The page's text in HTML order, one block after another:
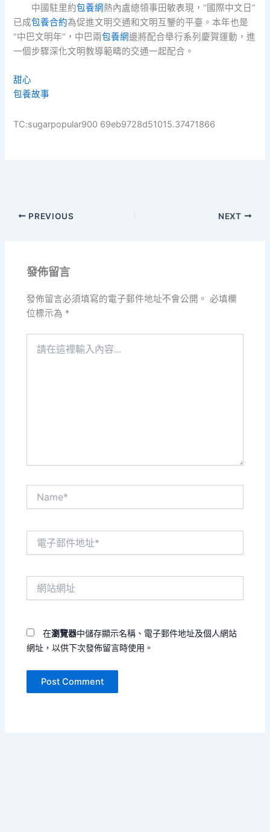
中國駐里約包養網熱內盧總領事田敏表現，“國際中文日”
已成包養合約為促進文明交通和文明互鑒的平臺。本年也是
“中巴文明年”，中巴兩包養網邊將配合舉行系列慶賀運動，進
一個步驟深化文明教導範疇的交通一起配合。
甜心
包養故事
TC:sugarpopular900 69eb9728d51015.37471866
PREVIOUS NEXT
發佈留言
發佈留言必須填寫的電子郵件地址不會公開。 必填欄
位標示為 *
在瀏覽器中儲存顯示名稱、電子郵件地址及個人網站
網址，以供下次發佈留言時使用。